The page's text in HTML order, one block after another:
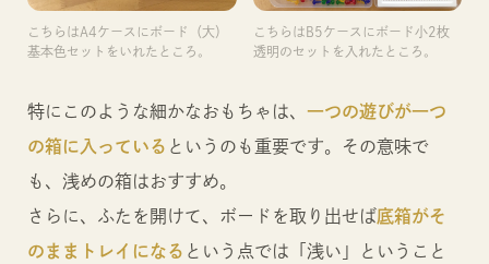
こちらはA4ケースにボード（大）
基本色セットをいれたところ。
こちらはB5ケースにボード小2枚
透明のセットを入れたところ。
特にこのような細かなおもちゃは、 一つの遊びが一つ
の箱に入っている というのも重要です。その意味で
も、浅めの箱はおすすめ。
さらに、ふたを開けて、ボードを取り出せば底箱がそ
のままトレイになる という点では「浅い」ということ